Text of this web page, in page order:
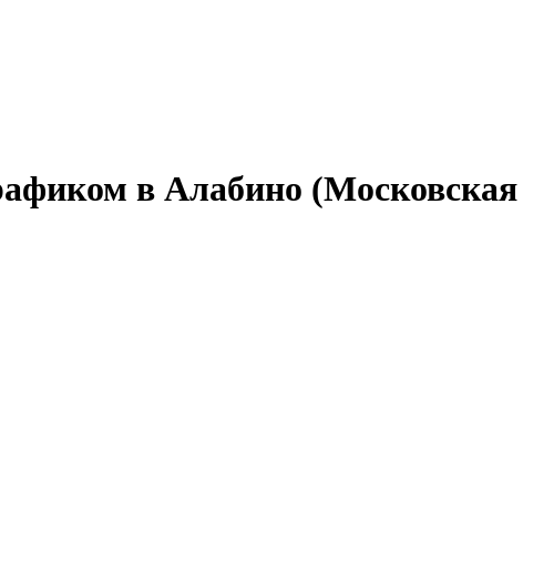
в Алабино (Московская